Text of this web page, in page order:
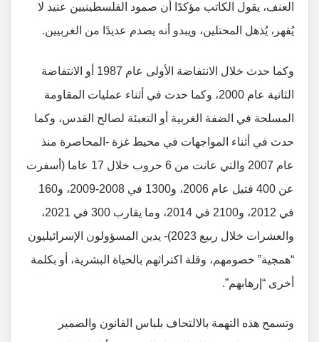
العنف، يقول الكاتب مؤكدًا أن صمود الفلسطينيين عنيد لا
يُقهر، يُذهل المحتلين، ويبدو أنه يصدم عديدًا من الغربيين.
وكما حدث خلال الانتفاضة الأولى عام 1987 أو الانتفاضة
الثانية عام 2000، وكما حدث في أثناء عمليات المقاومة
المسلحة في الضفة الغربية أو التعبئة لصالح القدس، وكما
حدث في أثناء المواجهات في محيط غزة -المحاصرة منذ
عام 2007 والتي عانت من 6 حروب خلال 17 عاما (أسفرت
عن 400 قتيل عام 2006، و1300 في 2008-2009، و160
في 2012، و2100 في 2014، وما يقارب 300 في 2021،
والعشرات خلال ربيع 2023)- يدين المسؤولون الإسرائيليون
“همجية” خصومهم، وقلة اكتراثهم بالحياة البشرية، أو بكلمة
أخرى “إرهابهم”.
وتسمح هذه التهمة بالالتحاف بلباس القانون والضمير